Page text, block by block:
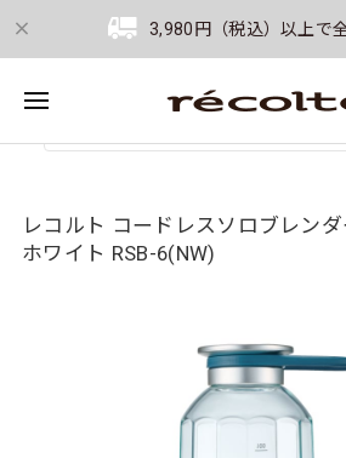
3,980円（税込）以上で
レコルト コードレスソロブレン
ホワイト RSB-6(NW)